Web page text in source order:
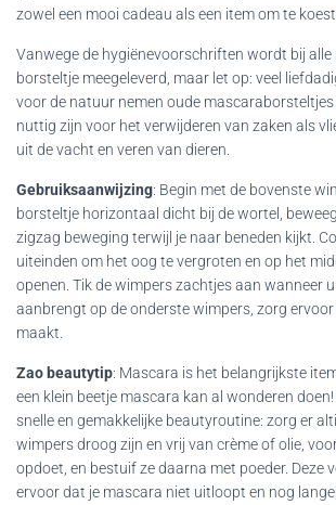
zowel een mooi cadeau als een item om te
Vanwege de hygiënevoorschriften wordt bij alle
borsteltje meegeleverd, maar let op: veel
voor de natuur nemen oude
nuttig zijn voor het verwijderen van zaken als
uit de vacht en veren van dieren.
Gebruiksaanwijzing: Begin met de bovenste
borsteltje horizontaal dicht bij de wortel,
zigzag beweging terwijl je naar beneden kijkt.
uiteinden om het oog te vergroten en op het
openen. Tik de wimpers zachtjes aan wanneer
aanbrengt op de onderste wimpers, zorg ervoor
maakt.
Zao beautytip: Mascara is het belangrijkste
een klein beetje mascara kan al wonderen
snelle en gemakkelijke beautyroutine: zorg er
wimpers droog zijn en vrij van crème of olie,
opdoet, en bestuif ze daarna met poeder. Deze
ervoor dat je mascara niet uitloopt en nog